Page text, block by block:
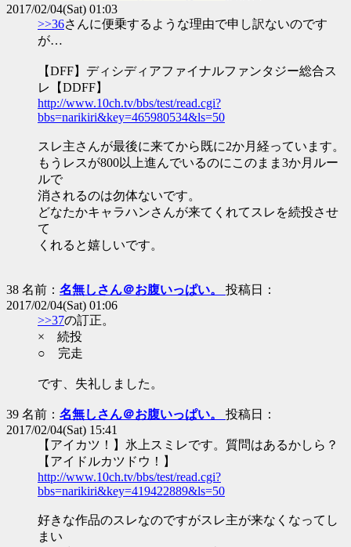
2017/02/04(Sat) 01:03
>>36さんに便乗するような理由で申し訳ないのです
が…
【DFF】ディシディアファイナルファンタジー総合ス
レ【DDFF】
http://www.10ch.tv/bbs/test/read.cgi?
bbs=narikiri&key=465980534&ls=50
スレ主さんが最後に来てから既に2か月経っています。
もうレスが800以上進んでいるのにこのまま3か月ルー
ルで
消されるのは勿体ないです。
どなたかキャラハンさんが来てくれてスレを続投させ
て
くれると嬉しいです。
38 名前： 名無しさん＠お腹いっぱい。 投稿日：
2017/02/04(Sat) 01:06
>>37の訂正。
× 続投
○ 完走
です、失礼しました。
39 名前： 名無しさん＠お腹いっぱい。 投稿日：
2017/02/04(Sat) 15:41
【アイカツ！】氷上スミレです。質問はあるかしら？
【アイドルカツドウ！】
http://www.10ch.tv/bbs/test/read.cgi?
bbs=narikiri&key=419422889&ls=50
好きな作品のスレなのですがスレ主が来なくなってし
まい